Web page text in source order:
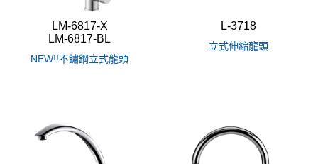
LM-6817-X
LM-6817-BL
NEW!!不鏽鋼立式龍頭
L-3718
立式伸縮龍頭